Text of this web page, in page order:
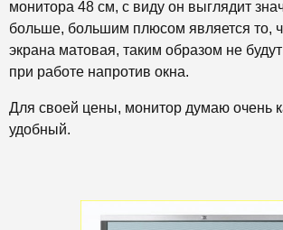
монитора 48 см, с виду он выглядит
больше, большим плюсом является то,
экрана матовая, таким образом не
при работе напротив окна.
Для своей цены, монитор думаю очень
удобный.